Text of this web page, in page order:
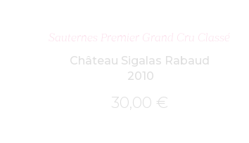
Sauternes Premier Grand Cru Classé
Château Sigalas Rabaud
2010
30,00 €
AJOUTER AU PANIER